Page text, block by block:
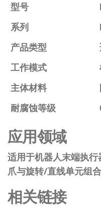
型号
系列
产品类型
工作模式
主体材料
耐腐蚀等级
应用领域
适用于机器人末端执
爪与旋转/直线单元组
相关链接